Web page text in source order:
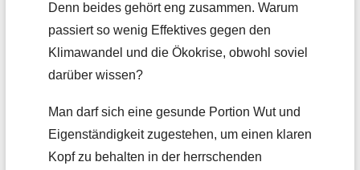
Denn beides gehört eng zusammen. Warum
passiert so wenig Effektives gegen den
Klimawandel und die Ökokrise, obwohl soviel
darüber wissen?
Man darf sich eine gesunde Portion Wut und
Eigenständigkeit zugestehen, um einen klaren
Kopf zu behalten in der herrschenden